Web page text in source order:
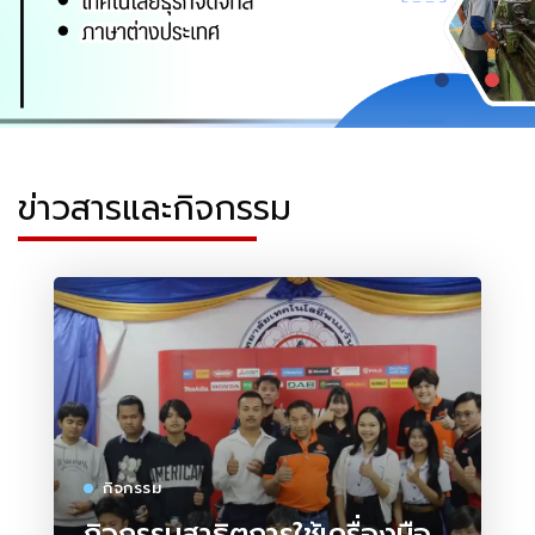
ข่าวสารและกิจกรรม
กิจกรรม